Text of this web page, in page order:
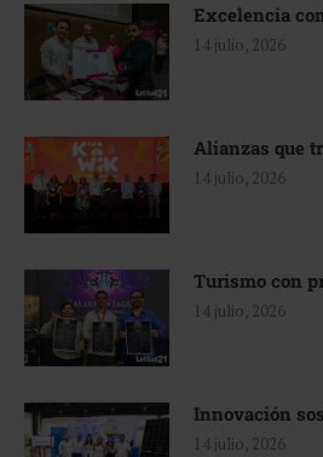
Excelencia
14 julio, 2026
Alianzas que
14 julio, 2026
Turismo con
14 julio, 2026
Innovación
14 julio, 2026